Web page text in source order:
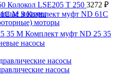
моторы
моторы
насосы
насосы
насосы
Колокол LSE205 T 250 3272 ₽
Комплект муфт ND 61C
Комплект муфт ND 25 35